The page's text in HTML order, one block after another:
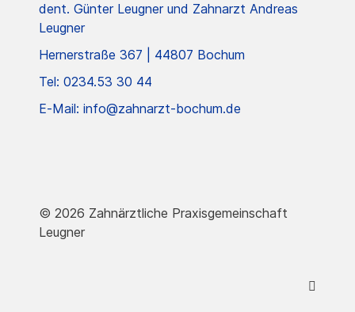
dent. Günter Leugner und Zahnarzt Andreas
Leugner
Hernerstraße 367 | 44807 Bochum
Tel: 0234.53 30 44
E-Mail: info@zahnarzt-bochum.de
© 2026 Zahnärztliche Praxisgemeinschaft
Leugner